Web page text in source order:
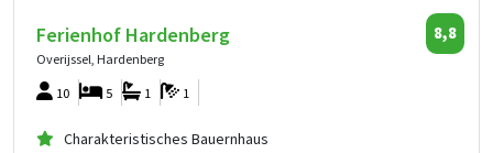
Ferienhof Hardenberg
Overijssel, Hardenberg
8,8
10 1
1
5
Charakteristisches Bauernhaus